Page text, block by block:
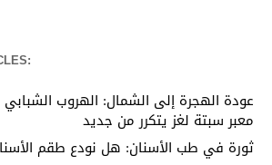
عودة الهجرة إلى الشمال: الهروب الشبابي
معبر سبتة لغز يتكرر من جديد
ثورة في طب الأسنان: هل نودع طقم